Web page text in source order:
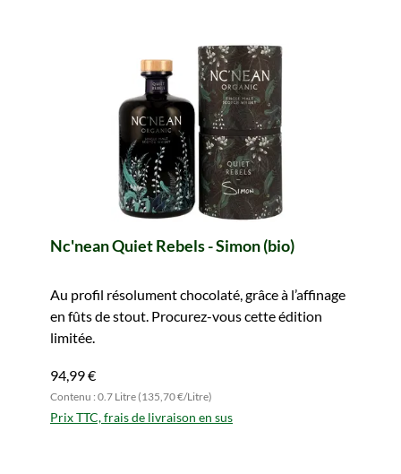
Nc'nean Quiet Rebels - Simon (bio)
Au profil résolument chocolaté, grâce à l’affinage
en fûts de stout. Procurez-vous cette édition
limitée.
94,99 €
Contenu : 0.7 Litre (135,70 €/Litre)
Prix TTC, frais de livraison en sus